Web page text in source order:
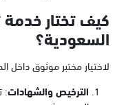
كيف تختار
السعودية؟
لاختيار مختبر موثوق داخل
الترخيص والشهادات: